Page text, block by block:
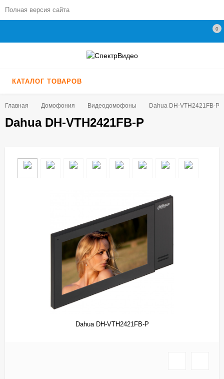
Полная версия сайта
0
КАТАЛОГ ТОВАРОВ
Главная Домофония Видеодомофоны Dahua DH-VTH2421FB-P
Dahua DH-VTH2421FB-P
Dahua DH-VTH2421FB-P